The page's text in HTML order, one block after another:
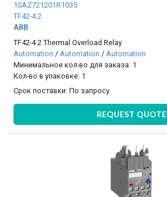
1SAZ721201R1035
TF42-4.2
ABB
TF42-4.2 Thermal Overload Relay
Automation / Automation / Automation
Минимальное кол-во для заказа: 1
Кол-во в упаковке: 1
Срок поставки:По запросу
REQUEST QUOTE